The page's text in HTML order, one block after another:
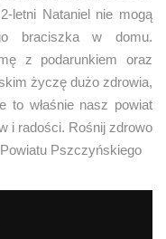
letni Nataniel nie mogą
braciszka w domu.
z podarunkiem oraz
życzę dużo zdrowia,
to właśnie nasz powiat
i radości. Rośnij zdrowo
Pszczyńskiego